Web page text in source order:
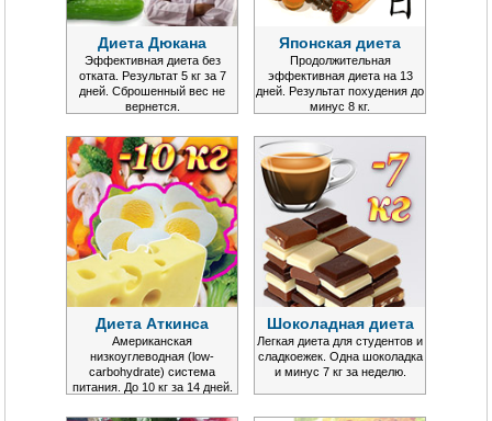
Диета Дюкана
Эффективная диета без
отката. Результат 5 кг за 7
дней. Сброшенный вес не
вернется.
Японская диета
Продолжительная
эффективная диета на 13
дней. Результат похудения до
минус 8 кг.
Диета Аткинса
Американская
низкоуглеводная (low-
carbohydrate) система
питания. До 10 кг за 14 дней.
Шоколадная диета
Легкая диета для студентов и
сладкоежек. Одна шоколадка
и минус 7 кг за неделю.